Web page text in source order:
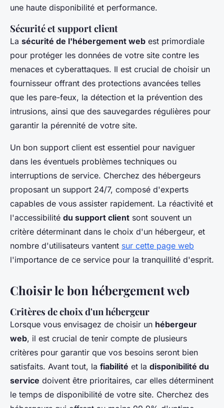
une haute disponibilité et performance.
Sécurité et support client
La sécurité de l'hébergement web est primordiale
pour protéger les données de votre site contre les
menaces et cyberattaques. Il est crucial de choisir un
fournisseur offrant des protections avancées telles
que les pare-feux, la détection et la prévention des
intrusions, ainsi que des sauvegardes régulières pour
garantir la pérennité de votre site.
Un bon support client est essentiel pour naviguer
dans les éventuels problèmes techniques ou
interruptions de service. Cherchez des hébergeurs
proposant un support 24/7, composé d'experts
capables de vous assister rapidement. La réactivité et
l'accessibilité du support client sont souvent un
critère déterminant dans le choix d'un hébergeur, et
nombre d'utilisateurs vantent sur cette page web
l'importance de ce service pour la tranquillité d'esprit.
Choisir le bon hébergement web
Critères de choix d'un hébergeur
Lorsque vous envisagez de choisir un hébergeur
web, il est crucial de tenir compte de plusieurs
critères pour garantir que vos besoins seront bien
satisfaits. Avant tout, la fiabilité et la disponibilité du
service doivent être prioritaires, car elles déterminent
le temps de disponibilité de votre site. Cherchez des